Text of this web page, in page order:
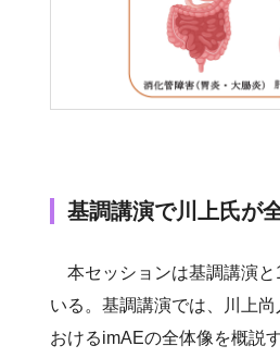
基調講演で川上氏が
本セッションは基調講演と
いる。基調講演では、川上
おけるimAEの全体像を概説